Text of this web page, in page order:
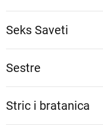
Seks Saveti
Sestre
Stric i bratanica